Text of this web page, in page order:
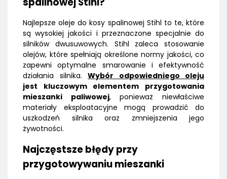
Najlepsze oleje do kosy spalinowej Stihl to te, które
są wysokiej jakości i przeznaczone specjalnie do
silników dwusuwowych. Stihl zaleca stosowanie
olejów, które spełniają określone normy jakości, co
zapewni optymalne smarowanie i efektywność
działania silnika. Wybór odpowiedniego oleju
jest kluczowym elementem przygotowania
mieszanki paliwowej, ponieważ niewłaściwe
materiały eksploatacyjne mogą prowadzić do
uszkodzeń silnika oraz zmniejszenia jego
żywotności.
Najczęstsze błędy przy
przygotowywaniu mieszanki